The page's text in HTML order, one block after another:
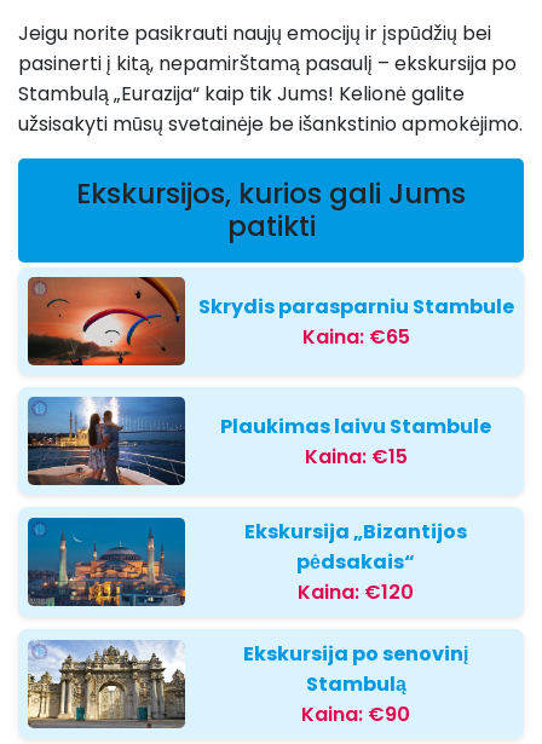
Jeigu norite pasikrauti naujų emocijų ir įspūdžių bei
pasinerti į kitą, nepamirštamą pasaulį – ekskursija po
Stambulą „Eurazija“ kaip tik Jums! Kelionė galite
užsisakyti mūsų svetainėje be išankstinio apmokėjimo.
Ekskursijos, kurios gali Jums
patikti
Skrydis parasparniu Stambule
Kaina: €65
Plaukimas laivu Stambule
Kaina: €15
Ekskursija „Bizantijos
pėdsakais“
Kaina: €120
Ekskursija po senovinį
Stambulą
Kaina: €90